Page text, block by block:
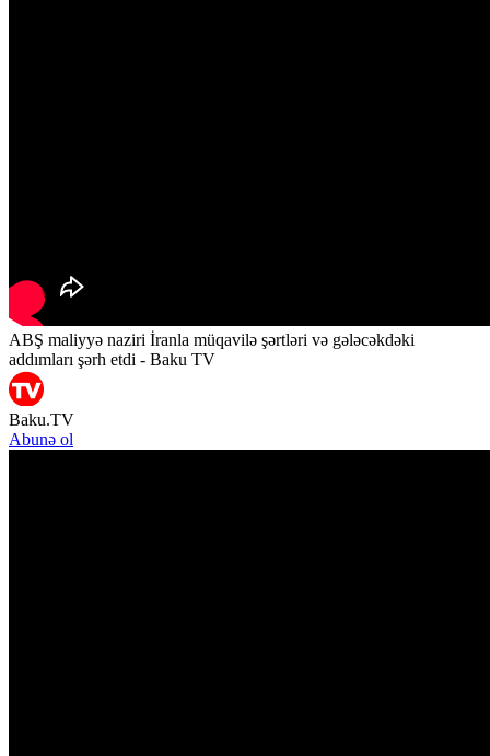
ABŞ maliyyə naziri İranla müqavilə şərtləri və gələcəkdəki
addımları şərh etdi - Baku TV
Baku.TV
Abunə ol